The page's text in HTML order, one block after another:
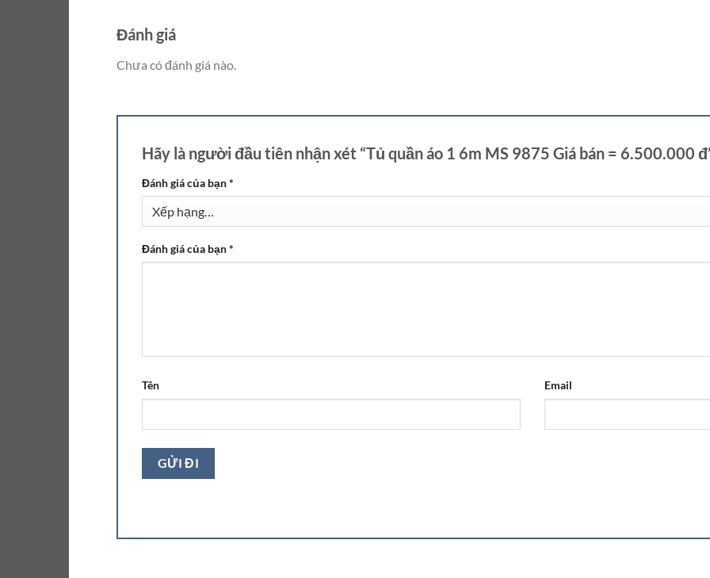
Đánh giá
Chưa có đánh giá nào.
Hãy là người đầu tiên nhận xét “Tủ quần áo 1 6m MS 9875 Giá bán = 6.500.000
Đánh giá của bạn*
Đánh giá của bạn*
Tên Email